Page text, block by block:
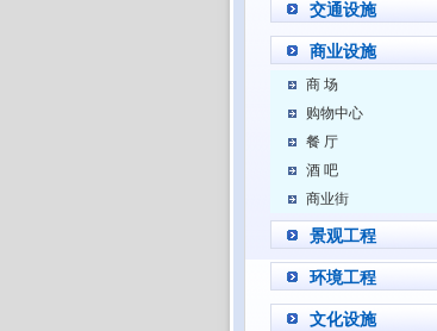
交通设施
商业设施
商 场
购物中心
餐 厅
酒 吧
商业街
景观工程
环境工程
文化设施